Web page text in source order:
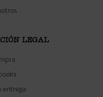
LEGAL
entrega